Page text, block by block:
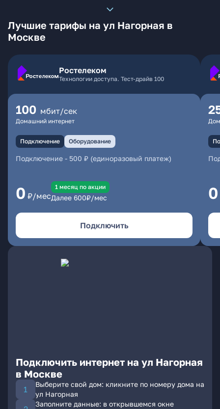
Лучшие тарифы на ул Нагорная в
Москве
Ростелеком
Технологии доступа. Тест-драйв 100
100 мбит/сек
Домашний интернет
Подключение Оборудование
Подключение - 500 ₽ (единоразовый платеж)
0 ₽/мес
1 месяц по акции
Далее 600₽/мес
Подключить
0
Подключить интернет на ул Нагорная
в Москве
Выберите свой дом: кликните по номеру дома на
ул Нагорная
Заполните данные: в открывшемся окне